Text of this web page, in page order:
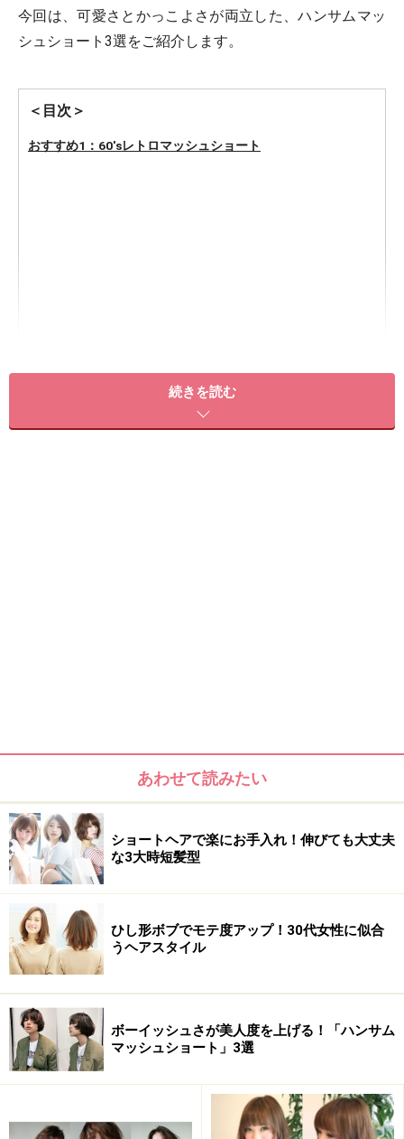
今回は、可愛さとかっこよさが両立した、ハンサムマッ
シュショート3選をご紹介します。
＜目次＞
おすすめ1：60'sレトロマッシュショート
おすすめ2：ニュアンスカールのセンシュアルショート
重ためボブのマッシュショート。顔周り両サイドにノー
ズラインでレイヤーを入れ、そのまま後ろに流れるよう
にカットし、後頭部にかけてボリュームアップ。丸みシ
ルエットがレトロな雰囲気を演出。アンニュイバングは
エアリーにスタイリングして、軽さを出しました。暗め
ベージュのカラーリングでとことんシックに。
続きを読む
あわせて読みたい
ショートヘアで楽にお手入れ！伸びても大丈夫
な3大時短髪型
ひし形ボブでモテ度アップ！30代女性に似合
うヘアスタイル
ボーイッシュさが美人度を上げる！「ハンサム
マッシュショート」3選